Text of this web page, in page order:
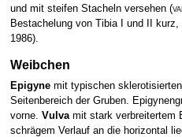
und mit steifen Stacheln versehen (
Bestachelung von Tibia I und II
1986).
Weibchen
Epigynemit typischen
Seitenbereich der Gruben.
vorne. Vulvamit stark verbreitertem
schrägem Verlauf an die horizontal